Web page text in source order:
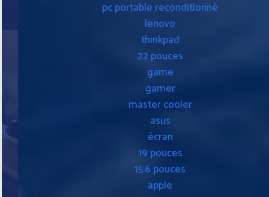
pc portable reconditionné
lenovo
thinkpad
22 pouces
game
gamer
master cooler
asus
écran
19 pouces
15.6 pouces
apple